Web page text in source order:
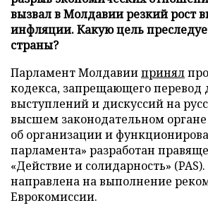
вызвал в Молдавии резкий рост
инфляции. Какую цель
страны?
Парламент Молдавиипринял
кодекса, запрещающего перевод
выступлений и дискуссий на
высшем законодательном
об организации и
парламента» разработан
«Действие и солидарность»
направлена на выполнение
Еврокомиссии.